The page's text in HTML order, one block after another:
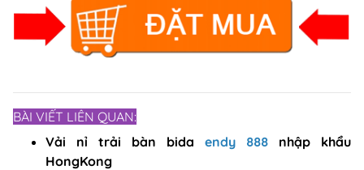
BÀI VIẾT LIÊN QUAN:
Vải nỉ trải bàn bida endy 888 nhập khẩu
HongKong